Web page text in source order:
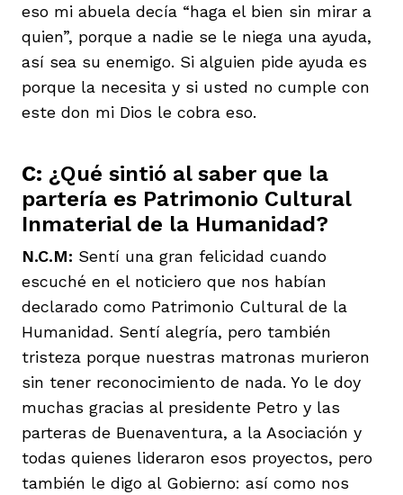
eso mi abuela decía “haga el bien sin mirar a
quien”, porque a nadie se le niega una ayuda,
así sea su enemigo. Si alguien pide ayuda es
porque la necesita y si usted no cumple con
este don mi Dios le cobra eso.
C: ¿Qué sintió al saber que la
partería es Patrimonio Cultural
Inmaterial de la Humanidad?
N.C.M: Sentí una gran felicidad cuando
escuché en el noticiero que nos habían
declarado como Patrimonio Cultural de la
Humanidad. Sentí alegría, pero también
tristeza porque nuestras matronas murieron
sin tener reconocimiento de nada. Yo le doy
muchas gracias al presidente Petro y las
parteras de Buenaventura, a la Asociación y
todas quienes lideraron esos proyectos, pero
también le digo al Gobierno: así como nos